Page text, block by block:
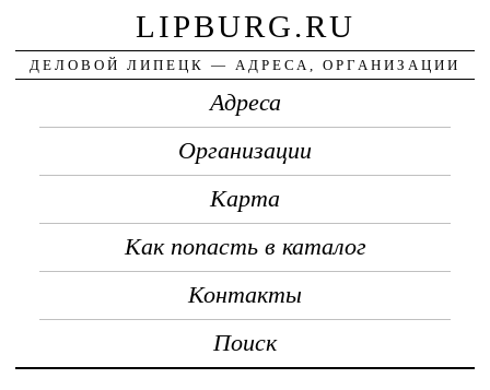
LIPBURG.RU
ДЕЛОВОЙ ЛИПЕЦК — АДРЕСА, ОРГАНИЗАЦИИ
Адреса
Организации
Карта
Как попасть в каталог
Контакты
Поиск